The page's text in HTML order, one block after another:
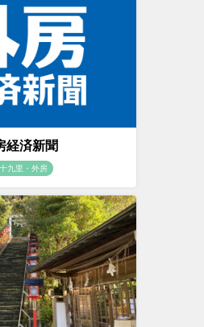
経済新聞
九里・外房